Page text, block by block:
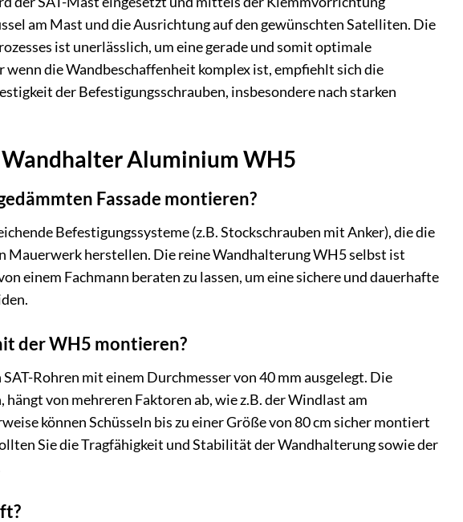
am Mast und die Ausrichtung auf den gewünschten Satelliten. Die
ist unerlässlich, um eine gerade und somit optimale
die Wandbeschaffenheit komplex ist, empfiehlt sich die
der Befestigungsschrauben, insbesondere nach starken
Wandhalter Aluminium WH5
Fassade montieren?
Befestigungssysteme (z.B. Stockschrauben mit Anker), die die
Mauerwerk herstellen. Die reine Wandhalterung WH5 selbst ist
einem Fachmann beraten zu lassen, um eine sichere und dauerhafte
der WH5 montieren?
Rohren mit einem Durchmesser von 40 mm ausgelegt. Die
von mehreren Faktoren ab, wie z.B. der Windlast am
können Schüsseln bis zu einer Größe von 80 cm sicher montiert
Sie die Tragfähigkeit und Stabilität der Wandhalterung sowie der